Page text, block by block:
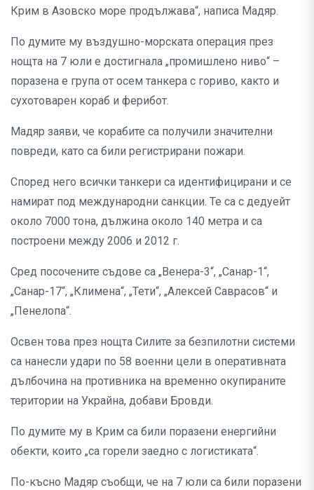
Крим в Азовско море продължава“, написа Мадяр.
По думите му въздушно-морската операция през
нощта на 7 юли е достигнала „промишлено ниво“ –
поразена е група от осем танкера с гориво, както и
сухотоварен кораб и ферибот.
Мадяр заяви, че корабите са получили значителни
повреди, като са били регистрирани пожари.
Според него всички танкери са идентифицирани и се
намират под международни санкции. Те са с дедуейт
около 7000 тона, дължина около 140 метра и са
построени между 2006 и 2012 г.
Сред посочените съдове са „Венера-3“, „Санар-1“,
„Санар-17“, „Климена“, „Тети“, „Алексей Саврасов“ и
„Пенелопа“.
Освен това през нощта Силите за безпилотни системи
са нанесли удари по 58 военни цели в оперативната
дълбочина на противника на временно окупираните
територии на Украйна, добави Бровди.
По думите му в Крим са били поразени енергийни
обекти, които „са горели заедно с логистиката“.
По-късно Мадяр съобщи, че на 7 юли са били поразени